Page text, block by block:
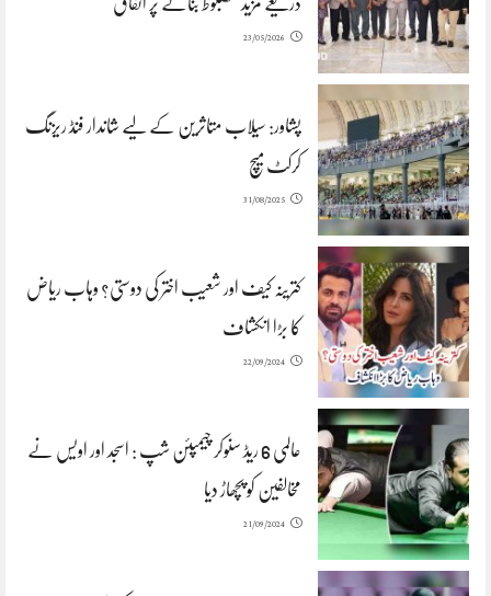
23/05/2026
پشاور: سیلاب متاثرین کے لیے شاندار فنڈ ریزنگ
کرکٹ میچ
31/08/2025
کترینہ کیف اور شعیب اختر کی دوستی؟ وہاب ریاض
کا بڑا انکشاف
22/09/2024
عالمی 6 ریڈ سنوکر چیمپئن شپ : اسجد اور اویس نے
مخالفین کو پچھاڑ دیا
21/09/2024